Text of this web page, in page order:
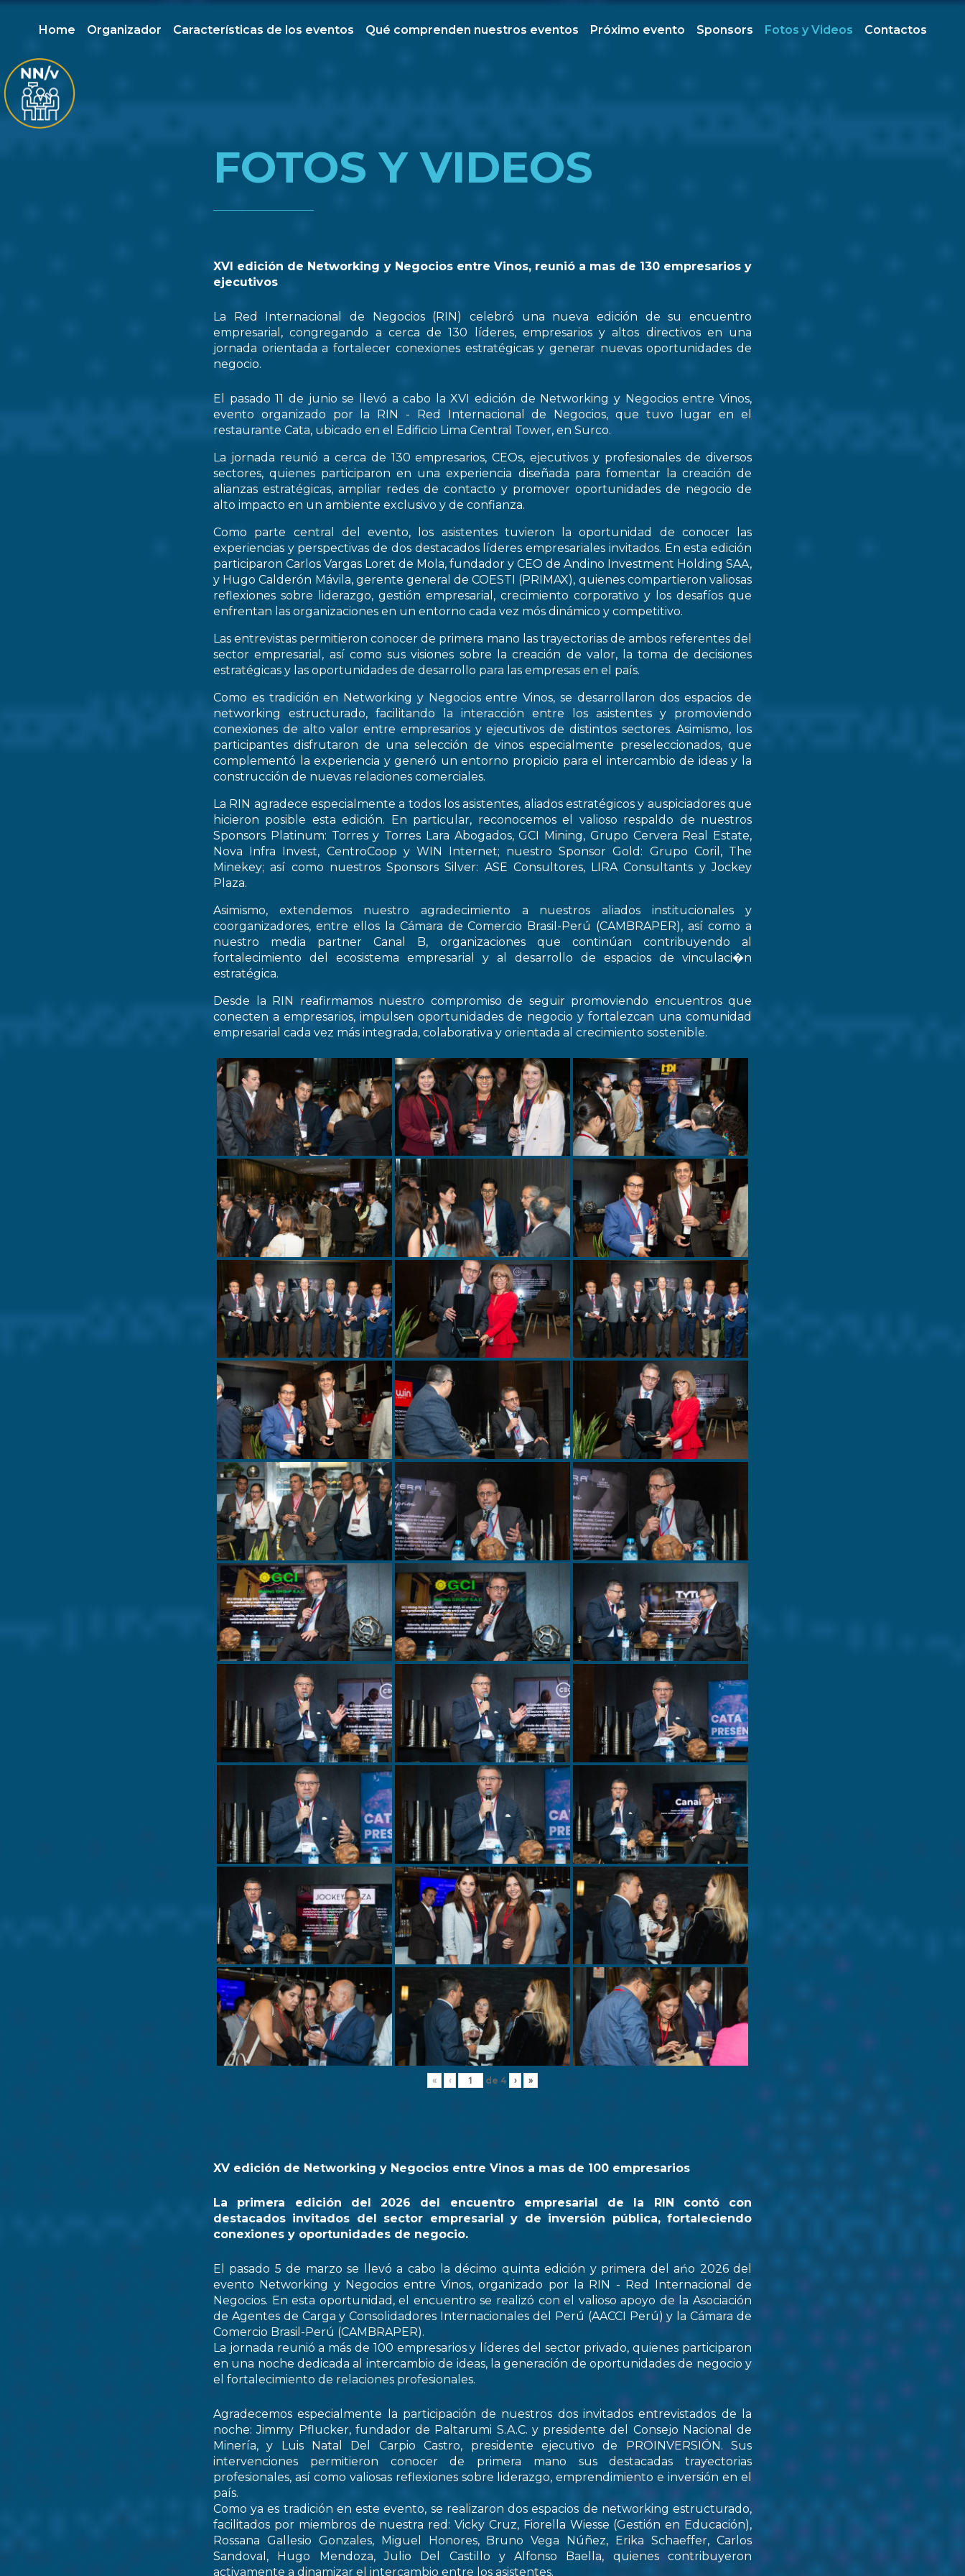
Home Organizador Características de los eventos Qué comprenden nuestros eventos Próximo evento Sponsors Fotos y Videos Contactos
FOTOS Y VIDEOS
XVI edición de Networking y Negocios entre Vinos, reunió a mas de 130 empresarios y
ejecutivos
La Red Internacional de Negocios (RIN) celebró una nueva edición de su encuentro
empresarial, congregando a cerca de 130 líderes, empresarios y altos directivos en una
jornada orientada a fortalecer conexiones estratégicas y generar nuevas oportunidades de
negocio.
El pasado 11 de junio se llevó a cabo la XVI edición de Networking y Negocios entre Vinos,
evento organizado por la RIN - Red Internacional de Negocios, que tuvo lugar en el
restaurante Cata, ubicado en el Edificio Lima Central Tower, en Surco.
La jornada reunió a cerca de 130 empresarios, CEOs, ejecutivos y profesionales de diversos
sectores, quienes participaron en una experiencia diseñada para fomentar la creación de
alianzas estratégicas, ampliar redes de contacto y promover oportunidades de negocio de
alto impacto en un ambiente exclusivo y de confianza.
Como parte central del evento, los asistentes tuvieron la oportunidad de conocer las
experiencias y perspectivas de dos destacados líderes empresariales invitados. En esta edición
participaron Carlos Vargas Loret de Mola, fundador y CEO de Andino Investment Holding SAA,
y Hugo Calderón Mávila, gerente general de COESTI (PRIMAX), quienes compartieron valiosas
reflexiones sobre liderazgo, gestión empresarial, crecimiento corporativo y los desafíos que
enfrentan las organizaciones en un entorno cada vez mós dinámico y competitivo.
Las entrevistas permitieron conocer de primera mano las trayectorias de ambos referentes del
sector empresarial, así como sus visiones sobre la creación de valor, la toma de decisiones
estratégicas y las oportunidades de desarrollo para las empresas en el país.
Como es tradición en Networking y Negocios entre Vinos, se desarrollaron dos espacios de
networking estructurado, facilitando la interacción entre los asistentes y promoviendo
conexiones de alto valor entre empresarios y ejecutivos de distintos sectores. Asimismo, los
participantes disfrutaron de una selección de vinos especialmente preseleccionados, que
complementó la experiencia y generó un entorno propicio para el intercambio de ideas y la
construcción de nuevas relaciones comerciales.
La RIN agradece especialmente a todos los asistentes, aliados estratégicos y auspiciadores que
hicieron posible esta edición. En particular, reconocemos el valioso respaldo de nuestros
Sponsors Platinum: Torres y Torres Lara Abogados, GCI Mining, Grupo Cervera Real Estate,
Nova Infra Invest, CentroCoop y WIN Internet; nuestro Sponsor Gold: Grupo Coril, The
Minekey; así como nuestros Sponsors Silver: ASE Consultores, LIRA Consultants y Jockey
Plaza.
Asimismo, extendemos nuestro agradecimiento a nuestros aliados institucionales y
coorganizadores, entre ellos la Cámara de Comercio Brasil-Perú (CAMBRAPER), así como a
nuestro media partner Canal B, organizaciones que continúan contribuyendo al
fortalecimiento del ecosistema empresarial y al desarrollo de espacios de vinculaci�n
estratégica.
Desde la RIN reafirmamos nuestro compromiso de seguir promoviendo encuentros que
conecten a empresarios, impulsen oportunidades de negocio y fortalezcan una comunidad
empresarial cada vez más integrada, colaborativa y orientada al crecimiento sostenible.
« ‹ de 4 › »
XV edición de Networking y Negocios entre Vinos a mas de 100 empresarios
La primera edición del 2026 del encuentro empresarial de la RIN contó con
destacados invitados del sector empresarial y de inversión pública, fortaleciendo
conexiones y oportunidades de negocio.
El pasado 5 de marzo se llevó a cabo la décimo quinta edición y primera del ańo 2026 del
evento Networking y Negocios entre Vinos, organizado por la RIN - Red Internacional de
Negocios. En esta oportunidad, el encuentro se realizó con el valioso apoyo de la Asociación
de Agentes de Carga y Consolidadores Internacionales del Perú (AACCI Perú) y la Cámara de
Comercio Brasil-Perú (CAMBRAPER).
La jornada reunió a más de 100 empresarios y líderes del sector privado, quienes participaron
en una noche dedicada al intercambio de ideas, la generación de oportunidades de negocio y
el fortalecimiento de relaciones profesionales.
Agradecemos especialmente la participación de nuestros dos invitados entrevistados de la
noche: Jimmy Pflucker, fundador de Paltarumi S.A.C. y presidente del Consejo Nacional de
Minería, y Luis Natal Del Carpio Castro, presidente ejecutivo de PROINVERSIÓN. Sus
intervenciones permitieron conocer de primera mano sus destacadas trayectorias
profesionales, así como valiosas reflexiones sobre liderazgo, emprendimiento e inversión en el
país.
Como ya es tradición en este evento, se realizaron dos espacios de networking estructurado,
facilitados por miembros de nuestra red: Vicky Cruz, Fiorella Wiesse (Gestión en Educación),
Rossana Gallesio Gonzales, Miguel Honores, Bruno Vega Núñez, Erika Schaeffer, Carlos
Sandoval, Hugo Mendoza, Julio Del Castillo y Alfonso Baella, quienes contribuyeron
activamente a dinamizar el intercambio entre los asistentes.